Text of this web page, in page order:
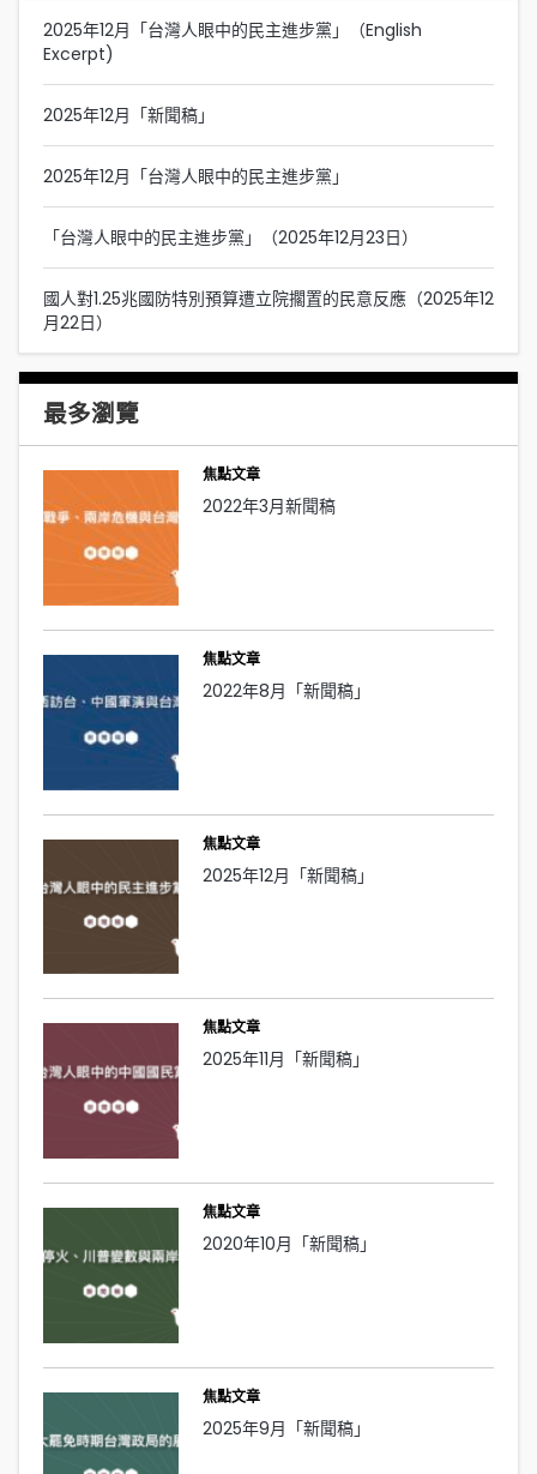
2025年12月「台灣人眼中的民主進步黨」（English
Excerpt)
2025年12月「新聞稿」
2025年12月「台灣人眼中的民主進步黨」
「台灣人眼中的民主進步黨」（2025年12月23日）
國人對1.25兆國防特別預算遭立院擱置的民意反應（2025年12
月22日）
最多瀏覽
焦點文章
2022年3月新聞稿
焦點文章
2022年8月「新聞稿」
焦點文章
2025年12月「新聞稿」
焦點文章
2025年11月「新聞稿」
焦點文章
2020年10月「新聞稿」
焦點文章
2025年9月「新聞稿」